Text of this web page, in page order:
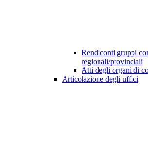
Rendiconti gruppi
regionali/provinciali
Atti degli organi di
Articolazione degli uffici